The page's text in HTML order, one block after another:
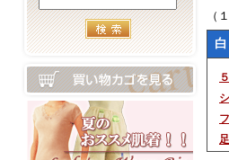
（